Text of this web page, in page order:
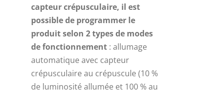
capteur crépusculaire, il est
possible de programmer le
produit selon 2 types de modes
de fonctionnement : allumage
automatique avec capteur
crépusculaire au crépuscule (10 %
de luminosité allumée et 100 % au